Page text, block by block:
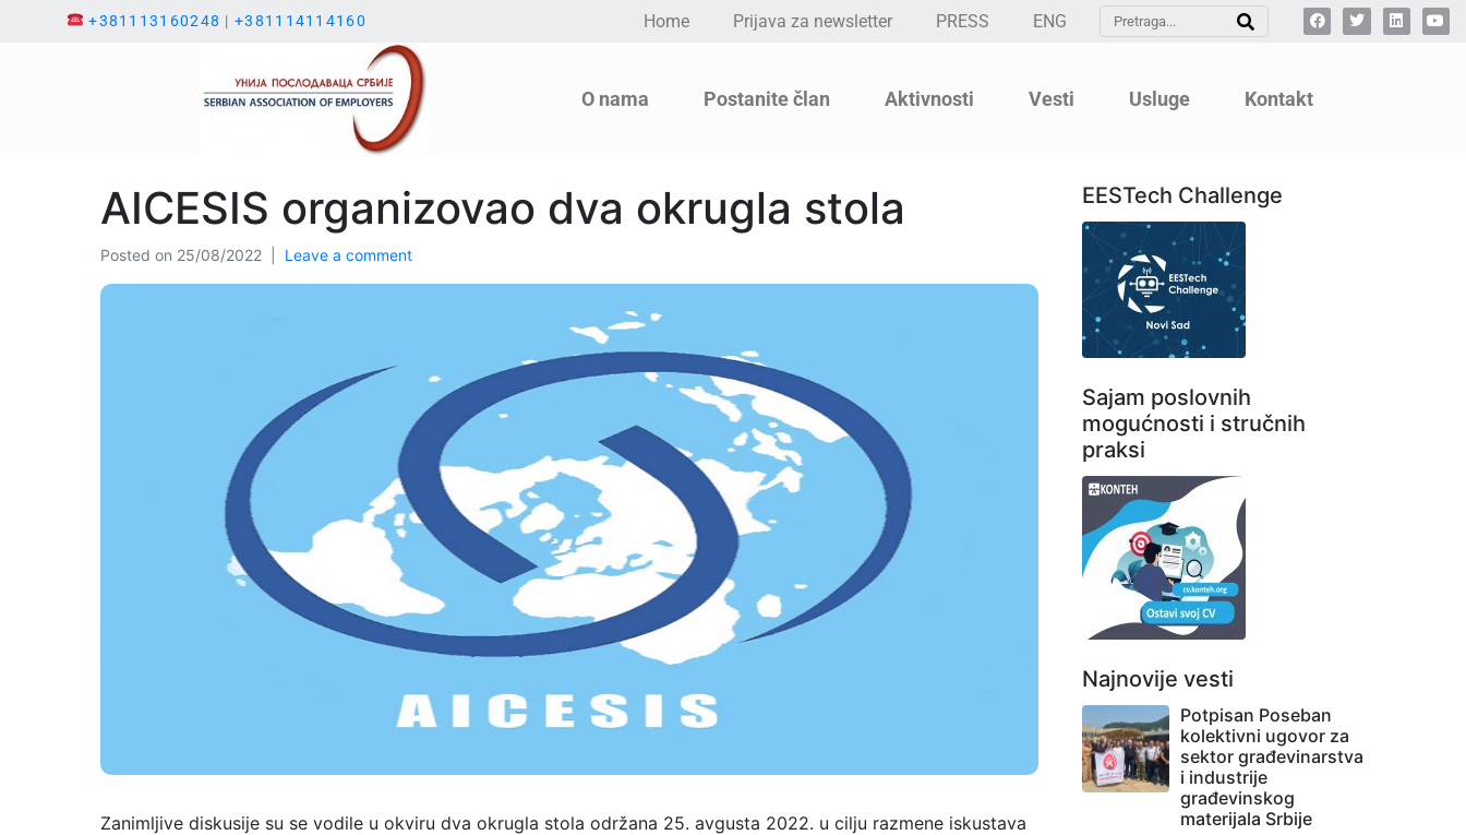
+381113160248 |+381114114160 Home Prijava za newsletter PRESS ENG
O nama Postanite član Aktivnosti Vesti Usluge Kontakt
AICESIS organizovao dva okrugla stola
Posted on 25/08/2022 Leave a comment
Zanimljive diskusije su se vodile u okviru dva okrugla stola održana 25. avgusta 2022. u cilju razmene iskustava
EESTech Challenge
Sajam poslovnih
mogućnosti i stručnih
praksi
Najnovije vesti
Potpisan Poseban
kolektivni ugovor za
sektor građevinarstva
i industrije
građevinskog
materijala Srbije